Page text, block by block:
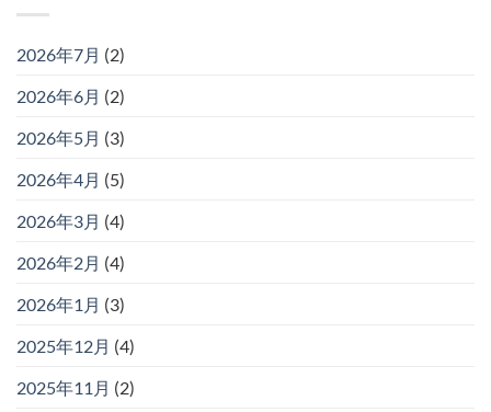
2026年7月 (2)
2026年6月 (2)
2026年5月 (3)
2026年4月 (5)
2026年3月 (4)
2026年2月 (4)
2026年1月 (3)
2025年12月 (4)
2025年11月 (2)